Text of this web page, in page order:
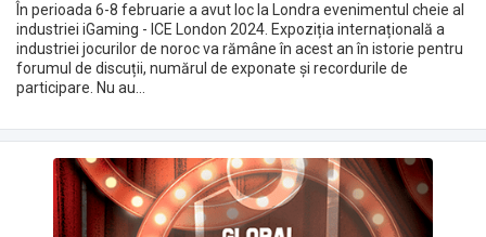
În perioada 6-8 februarie a avut loc la Londra evenimentul cheie al
industriei iGaming - ICE London 2024. Expoziția internațională a
industriei jocurilor de noroc va rămâne în acest an în istorie pentru
forumul de discuții, numărul de exponate și recordurile de
participare. Nu au…